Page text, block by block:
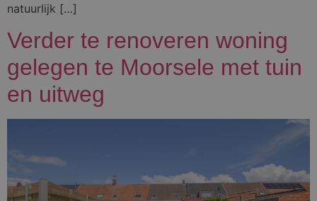
natuurlijk […]
Verder te renoveren woning
gelegen te Moorsele met tuin
en uitweg